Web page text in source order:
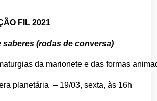
FIL 2021
(rodas de conversa)
da marionete e das formas
planetária – 19/03, sexta, às 16h